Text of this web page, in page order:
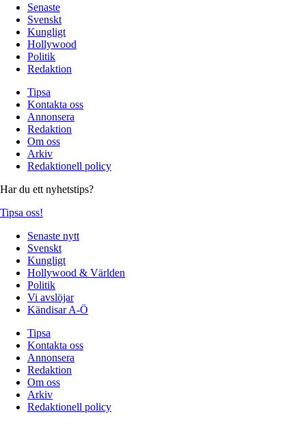
Senaste
Svenskt
Kungligt
Hollywood
Politik
Redaktion
Tipsa
Kontakta oss
Annonsera
Redaktion
Om oss
Arkiv
Redaktionell policy
Har du ett nyhetstips?
Tipsa oss!
Senaste nytt
Svenskt
Kungligt
Hollywood & Världen
Politik
Vi avslöjar
Kändisar A-Ö
Tipsa
Kontakta oss
Annonsera
Redaktion
Om oss
Arkiv
Redaktionell policy